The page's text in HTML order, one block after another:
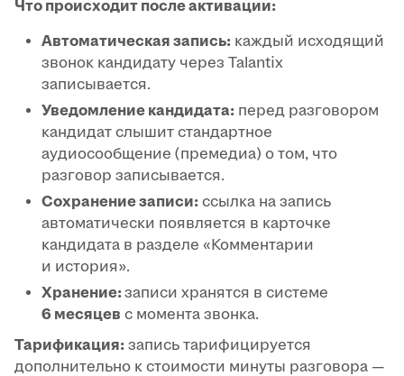
Что происходит после активации:
Автоматическая запись: каждый исходящий
звонок кандидату через Talantix
записывается.
Уведомление кандидата: перед разговором
кандидат слышит стандартное
аудиосообщение (премедиа) о том, что
разговор записывается.
Сохранение записи: ссылка на запись
автоматически появляется в карточке
кандидата в разделе «Комментарии
и история».
Хранение:записи хранятся в системе
6 месяцев с момента звонка.
Тарификация: запись тарифицируется
дополнительно к стоимости минуты разговора —